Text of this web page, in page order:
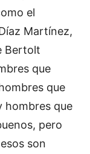
el
Martínez,
Bertolt
que
que
hombres que
pero
son